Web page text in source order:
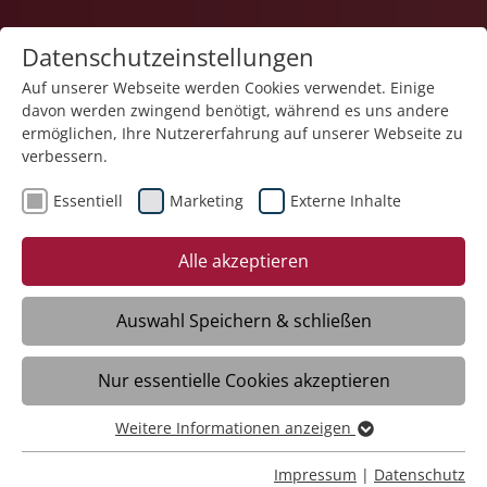
Karriere
13.11.2026
Parentum
Friedrichshafen
Datenschutzeinstellungen
Auf unserer Webseite werden Cookies verwendet. Einige
davon werden zwingend benötigt, während es uns andere
ermöglichen, Ihre Nutzererfahrung auf unserer Webseite zu
verbessern.
Essentiell Marketing Externe Inhalte
Alle akzeptieren
Auswahl Speichern & schließen
Nur essentielle Cookies akzeptieren
Essentiell
Essentielle Cookies werden für grundlegende Funktionen
Weitere Informationen anzeigen
Impressum | Datenschutz